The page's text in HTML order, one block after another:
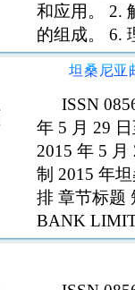
和应用。 2.
的组成。 6.
地区青年理
ISSN
年 5 月 29
2015 年 5
制 2015 年
排 章节标题
BANK
5. 6. 7. 8. 坦